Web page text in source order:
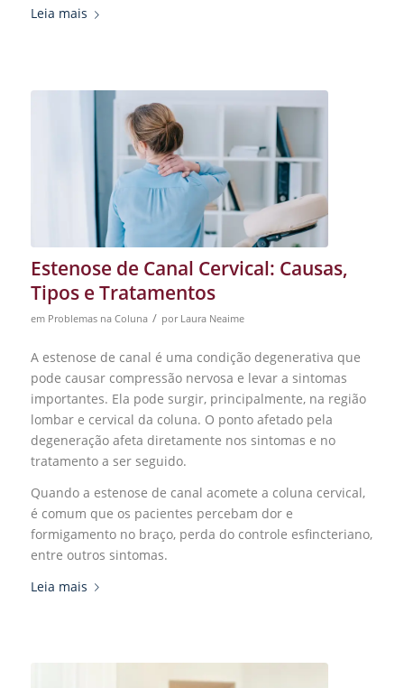
Leia mais
Estenose de Canal Cervical: Causas,
Tipos e Tratamentos
em Problemas na Coluna / por Laura Neaime
A estenose de canal é uma condição degenerativa que
pode causar compressão nervosa e levar a sintomas
importantes. Ela pode surgir, principalmente, na região
lombar e cervical da coluna. O ponto afetado pela
degeneração afeta diretamente nos sintomas e no
tratamento a ser seguido.
Quando a estenose de canal acomete a coluna cervical,
é comum que os pacientes percebam dor e
formigamento no braço, perda do controle esfincteriano,
entre outros sintomas.
Leia mais